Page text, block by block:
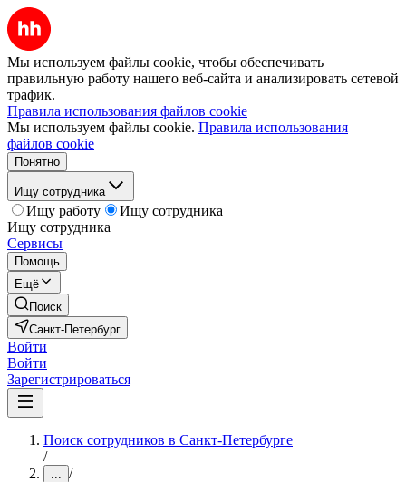
Мы используем файлы cookie, чтобы обеспечивать
правильную работу нашего веб-сайта и анализировать сетевой
трафик.
Правила использования файлов cookie
Мы используем файлы cookie. Правила использования
файлов cookie
Понятно
Ищу сотрудника
Ищу работу
Ищу сотрудника
Ищу сотрудника
Сервисы
Помощь
Ещё
Поиск
Санкт-Петербург
Войти
Войти
Зарегистрироваться
Поиск сотрудников в Санкт-Петербурге
/
... /